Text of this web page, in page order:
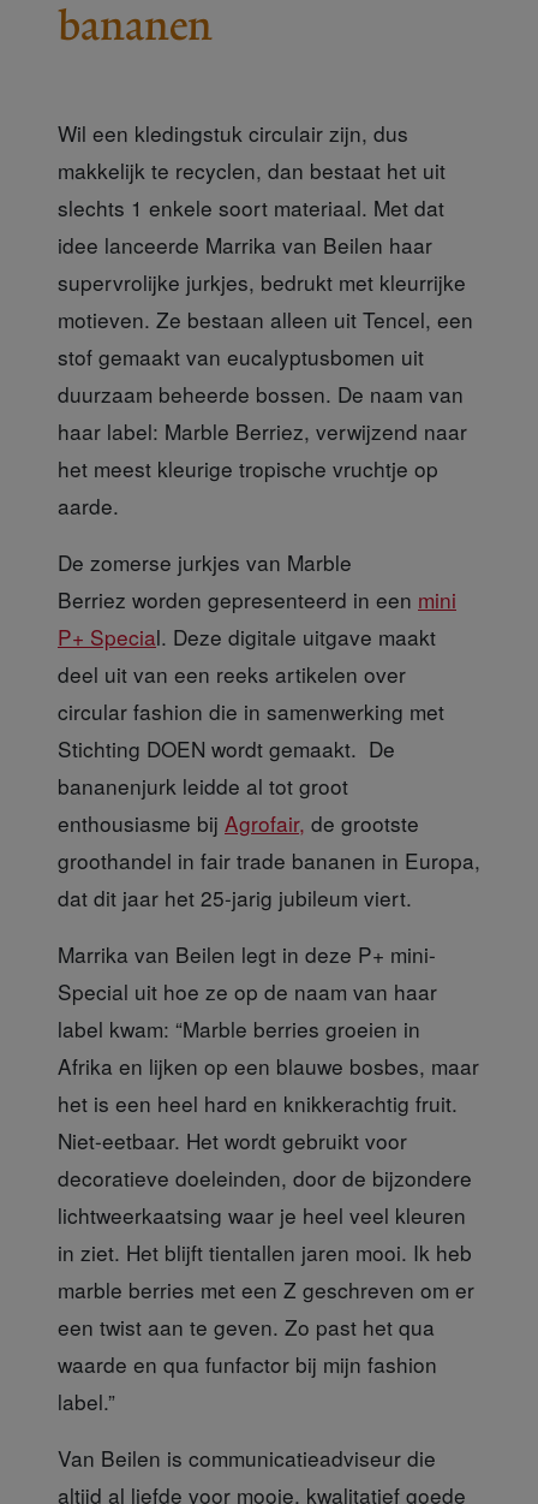
bananen
Wil een kledingstuk circulair zijn, dus
makkelijk te recyclen, dan bestaat het uit
slechts 1 enkele soort materiaal. Met dat
idee lanceerde Marrika van Beilen haar
supervrolijke jurkjes, bedrukt met kleurrijke
motieven. Ze bestaan alleen uit Tencel, een
stof gemaakt van eucalyptusbomen uit
duurzaam beheerde bossen. De naam van
haar label: Marble Berriez, verwijzend naar
het meest kleurige tropische vruchtje op
aarde.
De zomerse jurkjes van Marble
Berriez worden gepresenteerd in een mini
P+ Special. Deze digitale uitgave maakt
deel uit van een reeks artikelen over
circular fashion die in samenwerking met
Stichting DOEN wordt gemaakt. De
bananenjurk leidde al tot groot
enthousiasme bij Agrofair, de grootste
groothandel in fair trade bananen in Europa,
dat dit jaar het 25-jarig jubileum viert.
Marrika van Beilen legt in deze P+ mini-
Special uit hoe ze op de naam van haar
label kwam: “Marble berries groeien in
Afrika en lijken op een blauwe bosbes, maar
het is een heel hard en knikkerachtig fruit.
Niet-eetbaar. Het wordt gebruikt voor
decoratieve doeleinden, door de bijzondere
lichtweerkaatsing waar je heel veel kleuren
in ziet. Het blijft tientallen jaren mooi. Ik heb
marble berries met een Z geschreven om er
een twist aan te geven. Zo past het qua
waarde en qua funfactor bij mijn fashion
label.”
Van Beilen is communicatieadviseur die
altijd al liefde voor mooie, kwalitatief goede